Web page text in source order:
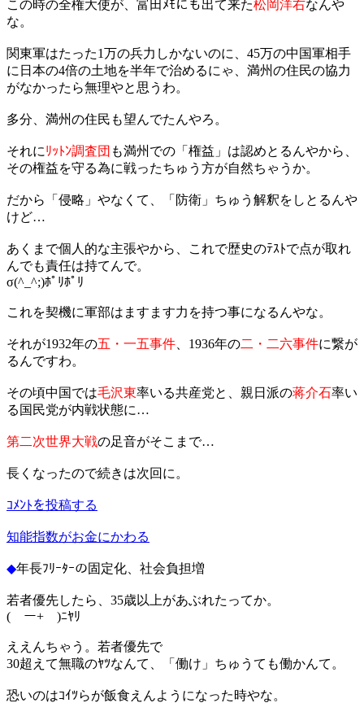
この時の全権大使が、富田ﾒﾓにも出て来た松岡洋右なんや
な。
関東軍はたった1万の兵力しかないのに、45万の中国軍相手
に日本の4倍の土地を半年で治めるにゃ、満州の住民の協力
がなかったら無理やと思うわ。
多分、満州の住民も望んでたんやろ。
それにﾘｯﾄﾝ調査団 も満州での「権益」は認めとるんやから、
その権益を守る為に戦ったちゅう方が自然ちゃうか。
だから「侵略」やなくて、「防衛」ちゅう解釈をしとるんや
けど…
あくまで個人的な主張やから、これで歴史のﾃｽﾄで点が取れ
んでも責任は持てんで。
σ(^_^;)ﾎﾟﾘﾎﾟﾘ
これを契機に軍部はますます力を持つ事になるんやな。
それが1932年の五・一五事件 、1936年の二・二六事件に繋が
るんですわ。
その頃中国では毛沢東率いる共産党と、親日派の蒋介石率い
る国民党が内戦状態に…
第二次世界大戦の足音がそこまで…
長くなったので続きは次回に。
ｺﾒﾝﾄを投稿する
知能指数がお金にかわる
◆年長ﾌﾘｰﾀｰの固定化、社会負担増
若者優先したら、35歳以上があぶれたってか。
(￣ー+￣)ﾆﾔﾘ
ええんちゃう。若者優先で
30超えて無職のﾔﾂなんて、「働け」ちゅうても働かんて。
恐いのはｺｲﾂらが飯食えんようになった時やな。